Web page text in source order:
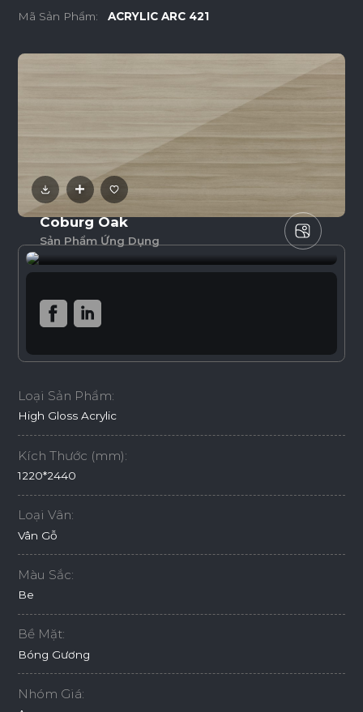
Mã Sản Phẩm: ACRYLIC ARC 421
Coburg Oak
Sản Phẩm Ứng Dụng
Loại Sản Phẩm:
High Gloss Acrylic
Kích Thước (mm):
1220*2440
Loại Vân:
Vân Gỗ
Màu Sắc:
Be
Bề Mặt:
Bóng Gương
Nhóm Giá: